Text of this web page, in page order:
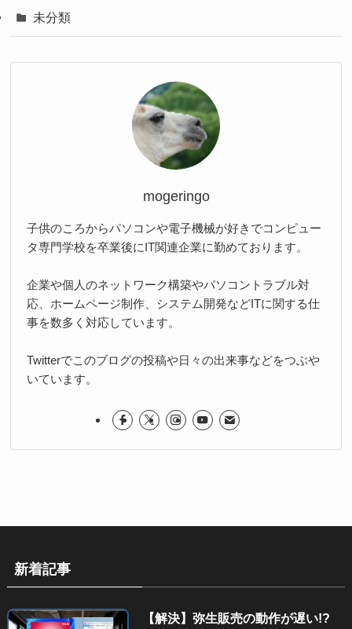
未分類
mogeringo
子供のころからパソコンや電子機械が好きでコンピュー
タ専門学校を卒業後にIT関連企業に勤めております。
企業や個人のネットワーク構築やパソコントラブル対
応、ホームページ制作、システム開発などITに関する仕
事を数多く対応しています。
Twitterでこのブログの投稿や日々の出来事などをつぶや
いています。
新着記事
【解決】弥生販売の動作が遅い!?